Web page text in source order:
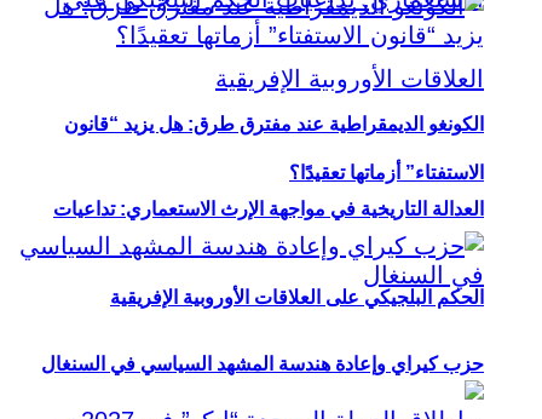
العدالة التاريخية في مواجهة الإرث الاستعماري: تداعيات
الحكم البلجيكي على العلاقات الأوروبية الإفريقية
الكونغو الديمقراطية عند مفترق طرق: هل يزيد “قانون
الاستفتاء” أزماتها تعقيدًا؟
حزب كيراي وإعادة هندسة المشهد السياسي في السنغال